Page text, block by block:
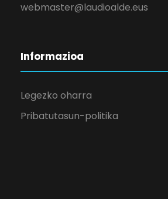
webmaster@laudioalde.eus
Informazioa
Legezko oharra
Pribatutasun-politika